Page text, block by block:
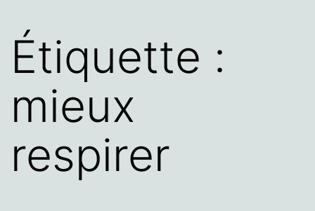
Étiquette :
mieux
respirer